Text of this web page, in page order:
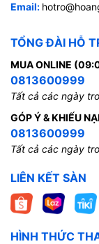
Email:
TỔNG ĐÀI HỖ
MUA ONLINE
0813600999
Tất cả các ngày
GÓP Ý & KHIẾU
0813600999
Tất cả các ngày
LIÊN KẾT SÀN
HÌNH THỨC